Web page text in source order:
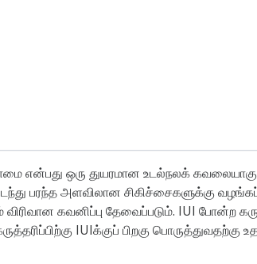
என்பது ஒரு துயரமான உடல்நலக்
பரந்த அளவிலான சிகிச்சைகளுக்கு
கவனிப்பு தேவைப்படும். IUI போன்ற
IUIக்குப் பிறகு பொருத்துவதற்கு